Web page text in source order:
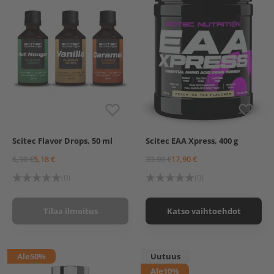
Vanilla
Nut Nougat
Scitec Flavor Drops, 50 ml
6,90 €5,18 €
Tilaa ilmoitus
Watermelon-Strawberry
Kiwi-Lime
Peach Ice-Tea
Scitec EAA Xpress, 400 g
33,90 €17,90 €
Katso vaihtoehdot
Ale50%
Uutuus
Ale10%